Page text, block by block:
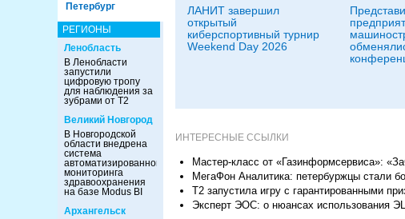
Петербург
РЕГИОНЫ
Ленобласть
В Ленобласти
запустили
цифровую тропу
для наблюдения за
зубрами от Т2
Великий Новгород
В Новгородской
области внедрена
система
автоматизированного
мониторинга
здравоохранения
на базе Modus BI
Архангельск
ЛАНИТ завершил
открытый
киберспортивный турнир
Weekend Day 2026
ИНТЕРЕСНЫЕ ССЫЛКИ
Мастер-класс от «Газинформсервиса»:
МегаФон Аналитика: петербуржцы стали
Т2 запустила игру с гарантированными
Эксперт ЭОС: о нюансах использования